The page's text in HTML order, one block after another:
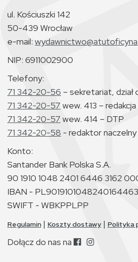
ul. Kościuszki 142
50-439 Wrocław
e-mail:
NIP: 6911002900
Telefony:
71 342-20-56 – sekretariat, dział
71 342-20-57 wew. 413 –
71 342-20-57 wew. 414 – DTP
71 342-20-58 - redaktor naczelny
Konto:
Santander Bank Polska S.A.
90 1910 1048 2401 6446 3162
IBAN -
SWIFT - WBKPPLPP
Regulamin | Koszty dostawy | Polityka
Dołącz do nas na